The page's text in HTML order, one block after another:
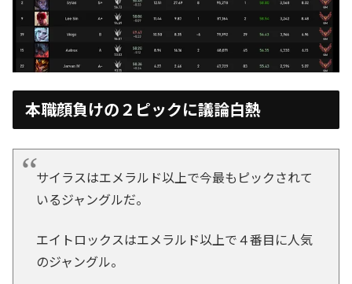
本職顔負けの２ピックに議論白熱
サイラスはエメラルド以上で今最もピックされて
いるジャングルだ。
エイトロックスはエメラルド以上で４番目に人気
のジャングル。